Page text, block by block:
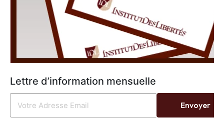
Lettre d’information mensuelle
Envoyer